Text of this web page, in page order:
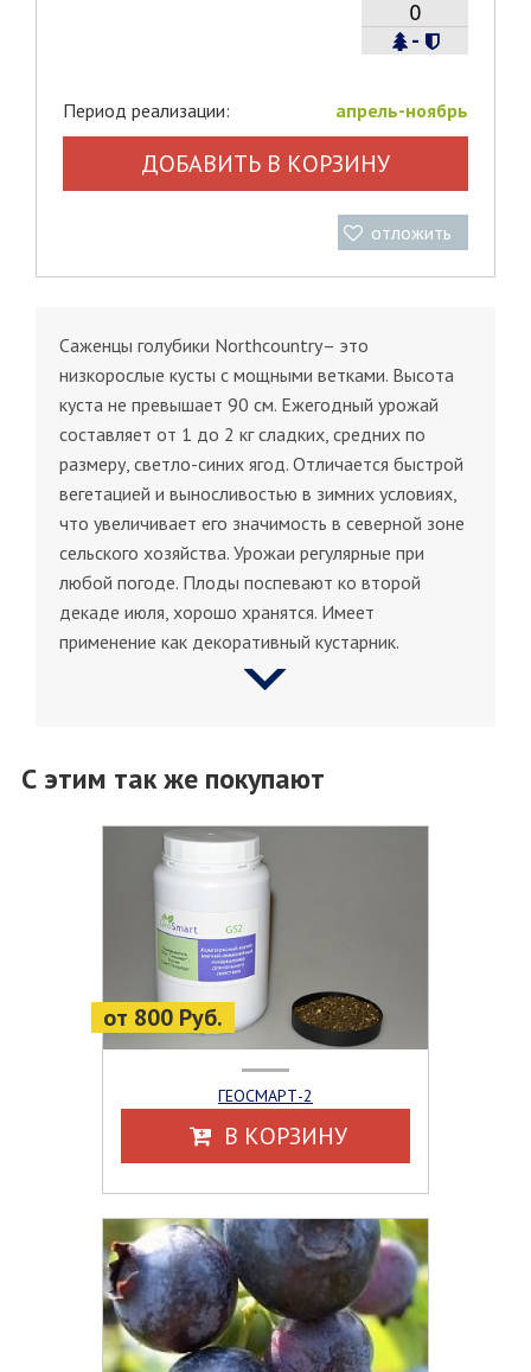
-
Период реализации: апрель-ноябрь
ДОБАВИТЬ В КОРЗИНУ
отложить
Саженцы голубики Northcountry– это
низкорослые кусты с мощными ветками. Высота
куста не превышает 90 см. Ежегодный урожай
составляет от 1 до 2 кг сладких, средних по
размеру, светло-синих ягод. Отличается быстрой
вегетацией и выносливостью в зимних условиях,
что увеличивает его значимость в северной зоне
сельского хозяйства. Урожаи регулярные при
любой погоде. Плоды поспевают ко второй
декаде июля, хорошо хранятся. Имеет
применение как декоративный кустарник.
С этим так же покупают
от 800 Руб.
ГЕОСМАРТ-2
В КОРЗИНУ